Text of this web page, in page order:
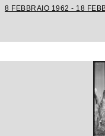
8 FEBBRAIO 1962 - 18